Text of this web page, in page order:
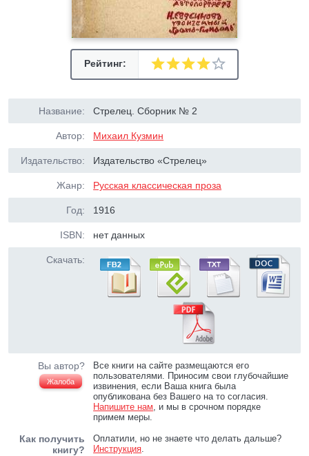
Рейтинг:
Название: Стрелец. Сборник № 2
Автор: Михаил Кузмин
Издательство: Издательство «Стрелец»
Жанр: Русская классическая проза
Год: 1916
ISBN: нет данных
Скачать:
Вы автор?
Жалоба
Все книги на сайте размещаются его
пользователями. Приносим свои глубочайшие
извинения, если Ваша книга была
опубликована без Вашего на то согласия.
Напишите нам, и мы в срочном порядке
примем меры.
Как получить
книгу?
Оплатили, но не знаете что делать дальше?
Инструкция.